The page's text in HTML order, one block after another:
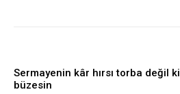
Sermayenin kâr hırsı torba değil ki
büzesin